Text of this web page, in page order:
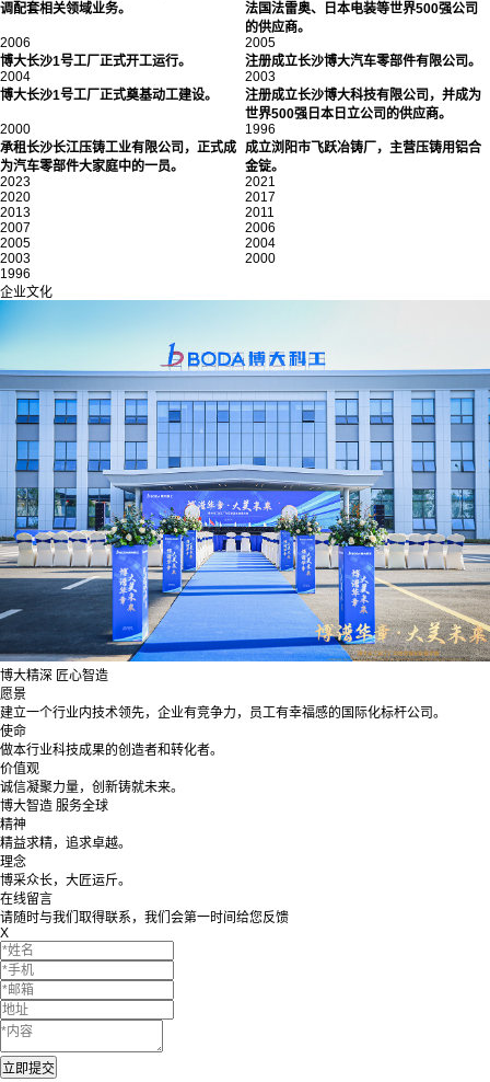
调配套相关领域业务。
法国法雷奥、日本电装等世界500强公司
的供应商。
2006
博大长沙1号工厂正式开工运行。
2005
注册成立长沙博大汽车零部件有限公司。
2004
博大长沙1号工厂正式奠基动工建设。
2003
注册成立长沙博大科技有限公司，并成为
世界500强日本 日 立公司的供应商。
2000
承租长沙长江压铸工业有限公司，正式成
为汽车零部件大家庭中的一员。
1996
成立浏阳市飞跃冶铸厂，主营压铸用铝合
金锭。
2023
2021
2020
2017
2013
2011
2007
2006
2005
2004
2003
2000
1996
企业文化
博大精深 匠心智造
愿景
建立一个行业内技术领先，企业有竞争力，员工有幸福感的国际化标杆公司。
使命
做本行业科技成果的创造者和转化者。
价值观
诚信凝聚力量，创新铸就未来。
博大智造 服务全球
精神
精益求精，追求卓越。
理念
博采众长，大匠运斤。
在线留言
请随时与我们取得联系，我们会第一时间给您反馈
X